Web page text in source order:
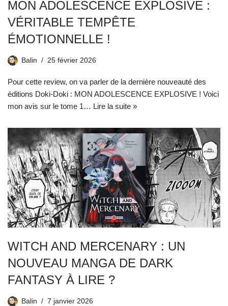
MON ADOLESCENCE EXPLOSIVE :
VÉRITABLE TEMPÊTE
ÉMOTIONNELLE !
Balin 25 février 2026
Pour cette review, on va parler de la dernière nouveauté des
éditions Doki-Doki : MON ADOLESCENCE EXPLOSIVE ! Voici
mon avis sur le tome 1… Lire la suite »
WITCH AND MERCENARY : UN
NOUVEAU MANGA DE DARK
FANTASY À LIRE ?
Balin 7 janvier 2026